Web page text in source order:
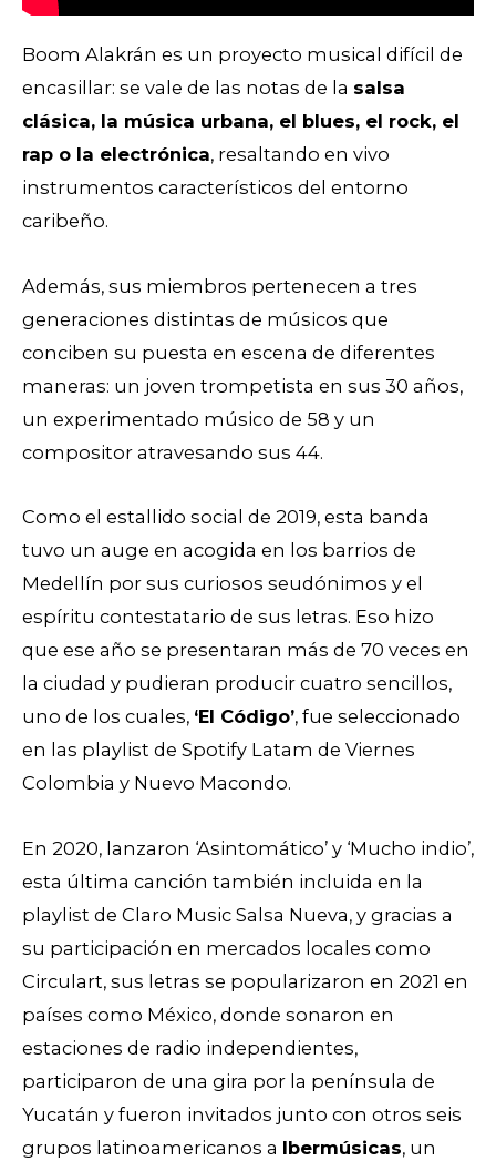
Boom Alakrán es un proyecto musical difícil de
encasillar: se vale de las notas de la salsa
clásica, la música urbana, el blues, el rock, el
rap o la electrónica, resaltando en vivo
instrumentos característicos del entorno
caribeño.
Además, sus miembros pertenecen a tres
generaciones distintas de músicos que
conciben su puesta en escena de diferentes
maneras: un joven trompetista en sus 30 años,
un experimentado músico de 58 y un
compositor atravesando sus 44.
Como el estallido social de 2019, esta banda
tuvo un auge en acogida en los barrios de
Medellín por sus curiosos seudónimos y el
espíritu contestatario de sus letras. Eso hizo
que ese año se presentaran más de 70 veces en
la ciudad y pudieran producir cuatro sencillos,
uno de los cuales, ‘El Código’, fue seleccionado
en las playlist de Spotify Latam de Viernes
Colombia y Nuevo Macondo.
En 2020, lanzaron ‘Asintomático’ y ‘Mucho indio’,
esta última canción también incluida en la
playlist de Claro Music Salsa Nueva, y gracias a
su participación en mercados locales como
Circulart, sus letras se popularizaron en 2021 en
países como México, donde sonaron en
estaciones de radio independientes,
participaron de una gira por la península de
Yucatán y fueron invitados junto con otros seis
grupos latinoamericanos a Ibermúsicas, un